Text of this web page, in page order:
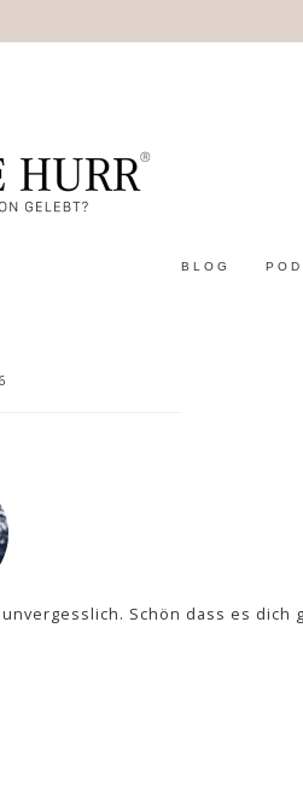
BLOG
Schön dass es dich